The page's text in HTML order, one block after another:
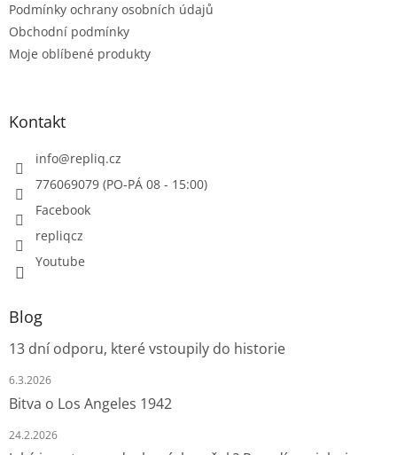
Podmínky ochrany osobních údajů
Obchodní podmínky
Moje oblíbené produkty
Kontakt
info@repliq.cz
776069079 (PO-PÁ 08 - 15:00)
Facebook
repliqcz
Youtube
Blog
13 dní odporu, které vstoupily do historie
6.3.2026
Bitva o Los Angeles 1942
24.2.2026